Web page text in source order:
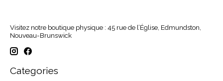
Visitez notre boutique physique : 45 rue de l’Église, Edmundston,
Nouveau-Brunswick
Categories